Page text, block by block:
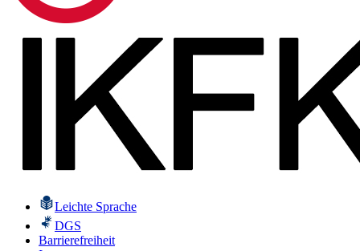
Leichte Sprache
DGS
Barrierefreiheit